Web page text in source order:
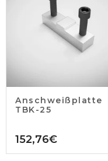
Anschweißplatte
TBK-25
152,76€